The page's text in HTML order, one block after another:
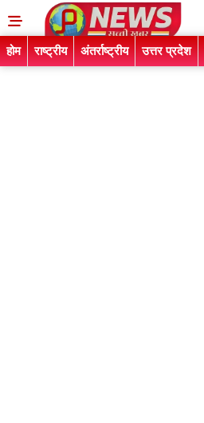
होम राष्ट्रीय अंतर्राष्ट्रीय उत्तर प्रदेश